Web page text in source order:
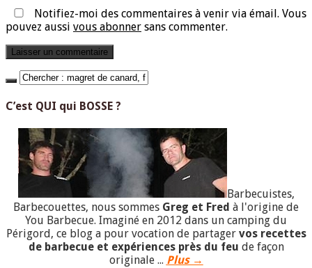
Notifiez-moi des commentaires à venir via émail. Vous
pouvez aussi vous abonner sans commenter.
C’est QUI qui BOSSE ?
Barbecuistes,
Barbecouettes, nous sommes Greg et Fred à l'origine de
You Barbecue. Imaginé en 2012 dans un camping du
Périgord, ce blog a pour vocation de partager vos recettes
de barbecue et expériences près du feu de façon
originale ... Plus →